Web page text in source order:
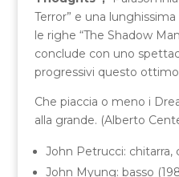
Terror” e una
le righe “The Shadow
conclude con uno
progressivi questo
Che piaccia o meno i
alla grande. (Alberto
John Petrucci: chitarra,
John Myung: basso